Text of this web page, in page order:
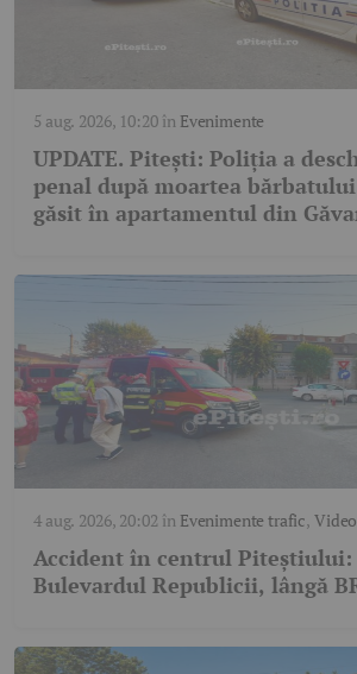
5 aug. 2026, 10:20în Evenimente
UPDATE. Pitești: Poliția a
penal după moartea
găsit în apartamentul din
4 aug. 2026, 20:02 în Evenimente trafic,Video
Accident în centrul Piteștiului:
Bulevardul Republicii, lângă